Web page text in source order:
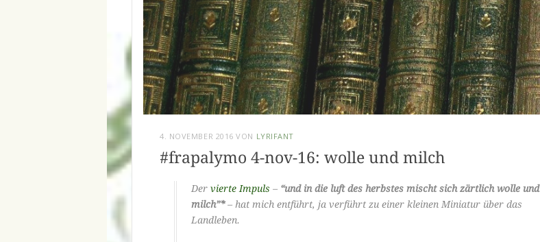
4. NOVEMBER 2016 VON LYRIFANT
#frapalymo 4-nov-16: wolle und milch
Der vierte Impuls – “und in die luft des herbstes mischt sich zärtlich wolle und
milch”*– hat mich entführt, ja verführt zu einer kleinen Miniatur über das
Landleben.